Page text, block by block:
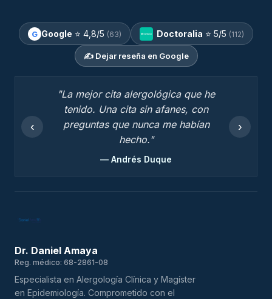
G Google ⭐ 4,8/5 (63) Doctoralia ⭐ 5/5 (112)
✍️ Dejar reseña en Google
"La mejor cita alergológica que he
tenido. Una cita sin afanes, con
preguntas que nunca me habían
hecho."
— Andrés Duque
‹ ›
Dr. Daniel Amaya
Reg. médico: 68-2861-08
Especialista en Alergología Clínica y Magíster
en Epidemiología. Comprometido con el